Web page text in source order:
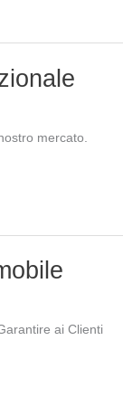
mercato.
ai Clienti